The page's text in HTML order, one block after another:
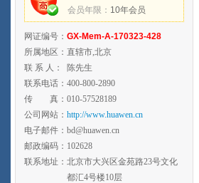
会员年限： 10年会员
网证编号： GX-Mem-A-170323-428
所属地区： 直辖市,北京
联 系 人：
陈先生
联系电话： 400-800-2890
传 真： 010-57528189
公司网站： http://www.huawen.cn
电子邮件： bd@huawen.cn
邮政编码： 102628
联系地址： 北京市大兴区金苑路23号文化
都汇4号楼10层